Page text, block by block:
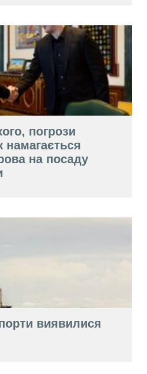
погрози
намагається
на посаду
виявилися